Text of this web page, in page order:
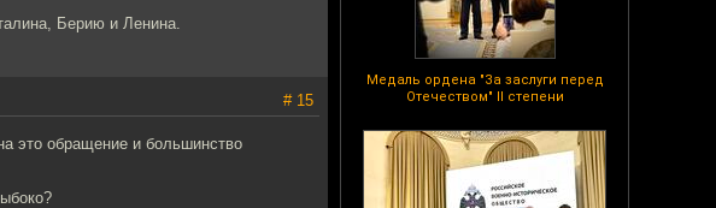
Медаль ордена "За заслуги перед
Отечеством" II степени
Берию и Ленина.
# 15
это обращение и большинство